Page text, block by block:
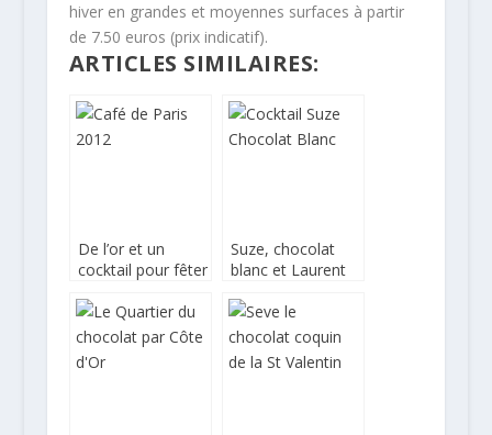
hiver en grandes et moyennes surfaces à partir
de 7.50 euros (prix indicatif).
ARTICLES SIMILAIRES:
De l’or et un
cocktail pour fêter
Suze, chocolat
blanc et Laurent